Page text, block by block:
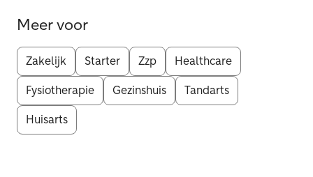
Meer voor
Zakelijk Starter Zzp Healthcare
Fysiotherapie Gezinshuis Tandarts
Huisarts